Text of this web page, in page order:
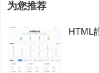
为您推荐
HTML